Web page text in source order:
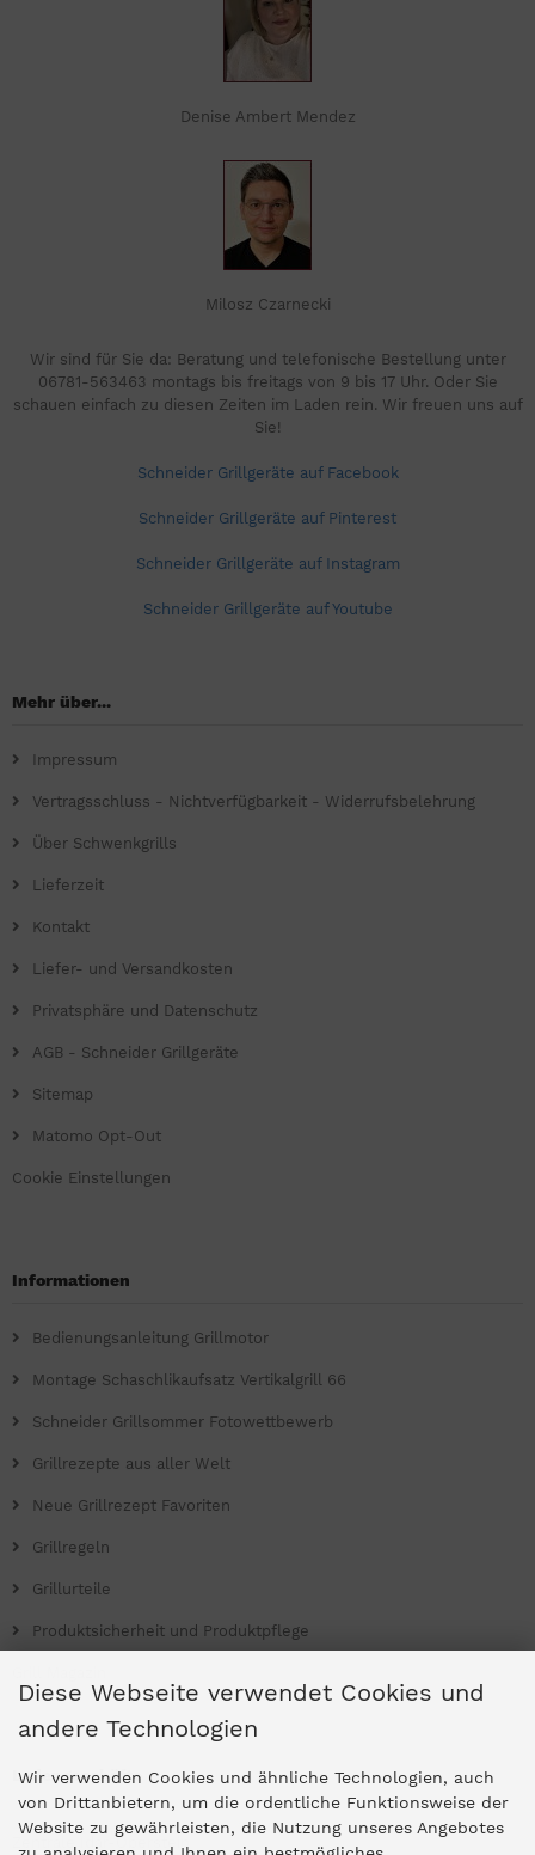
Denise Ambert Mendez
Milosz Czarnecki
Wir sind für Sie da: Beratung und telefonische Bestellung unter
06781-563463 montags bis freitags von 9 bis 17 Uhr. Oder Sie
schauen einfach zu diesen Zeiten im Laden rein. Wir freuen uns auf
Sie!
Schneider Grillgeräte auf Facebook
Schneider Grillgeräte auf Pinterest
Schneider Grillgeräte auf Instagram
Schneider Grillgeräte auf Youtube
Mehr über...
Impressum
Vertragsschluss - Nichtverfügbarkeit - Widerrufsbelehrung
Über Schwenkgrills
Lieferzeit
Kontakt
Liefer- und Versandkosten
Privatsphäre und Datenschutz
AGB - Schneider Grillgeräte
Sitemap
Matomo Opt-Out
Cookie Einstellungen
Informationen
Bedienungsanleitung Grillmotor
Montage Schaschlikaufsatz Vertikalgrill 66
Schneider Grillsommer Fotowettbewerb
Grillrezepte aus aller Welt
Neue Grillrezept Favoriten
Grillregeln
Grillurteile
Produktsicherheit und Produktpflege
Ladengeschäfte
Zentrale Idar-Oberstein
Diese Webseite verwendet Cookies und
andere Technologien
Wir verwenden Cookies und ähnliche Technologien, auch
von Drittanbietern, um die ordentliche Funktionsweise der
Website zu gewährleisten, die Nutzung unseres Angebotes